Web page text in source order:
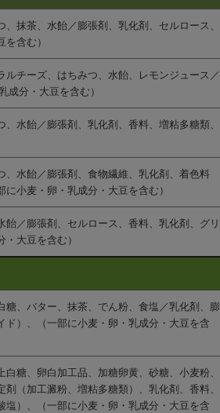
抹茶、水飴／膨張剤、乳化剤、セルロース、
含む）
チーズ、はちみつ、水飴、レモンジュース／
成分・大豆を含む）
水飴／膨張剤、乳化剤、香料、増粘多糖類、
水飴／膨張剤、食物繊維、乳化剤、着色料
小麦・卵・乳成分・大豆を含む）
／膨張剤、セルロース、香料、乳化剤、グリ
大豆を含む）
、バター、抹茶、でん粉、食塩／乳化剤、膨
）、（一部に小麦・卵・乳成分・大豆を含
糖、卵白加工品、加糖卵黄、砂糖、小麦粉、
（加工澱粉、増粘多糖類）、乳化剤、香料、
）、（一部に小麦・卵・乳成分・大豆を含